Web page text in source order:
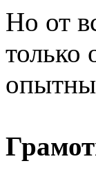
Но от
только